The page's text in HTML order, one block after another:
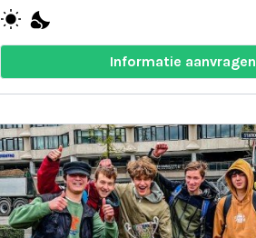
wb_sunny nights_stay
Informatie aanvragen